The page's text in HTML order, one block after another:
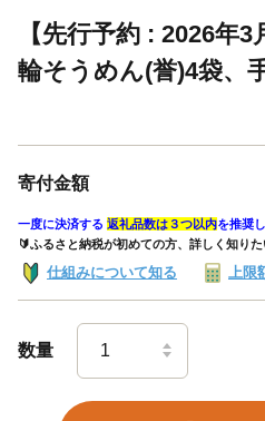
【先行予約 : 2026年
輪そうめん(誉)4袋、
寄付金額
一度に決済する 返礼品数は３つ以内を推奨
🔰ふるさと納税が初めての方、詳しく知り
仕組みについて知る 上
数量